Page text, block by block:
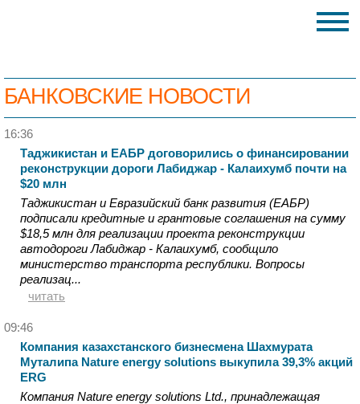
БАНКОВСКИЕ НОВОСТИ
16:36
Таджикистан и ЕАБР договорились о финансировании
реконструкции дороги Лабиджар - Калаихумб почти на
$20 млн
Таджикистан и Евразийский банк развития (ЕАБР)
подписали кредитные и грантовые соглашения на сумму
$18,5 млн для реализации проекта реконструкции
автодороги Лабиджар - Калаихумб, сообщило
министерство транспорта республики. Вопросы
реализац...
читать
09:46
Компания казахстанского бизнесмена Шахмурата
Муталипа Nature energy solutions выкупила 39,3% акций
ERG
Компания Nature energy solutions Ltd., принадлежащая